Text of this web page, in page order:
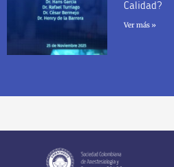
Calidad?
Ver más »